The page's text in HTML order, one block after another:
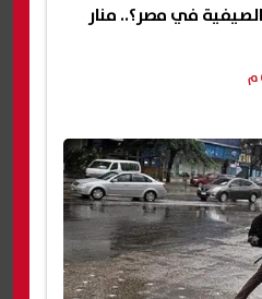
الصيفية في مصر؟.. منار